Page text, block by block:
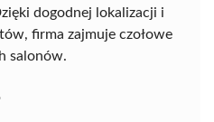
dogodnej lokalizacji i
firma zajmuje czołowe
salonów.